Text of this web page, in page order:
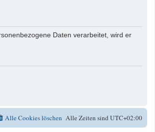
Daten verarbeitet, wird er
Alle Zeiten sindUTC+02:00
Alle Cookies löschen